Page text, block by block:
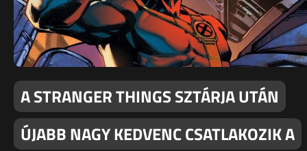
A STRANGER THINGS SZTÁRJA UTÁN
ÚJABB NAGY KEDVENC CSATLAKOZIK A